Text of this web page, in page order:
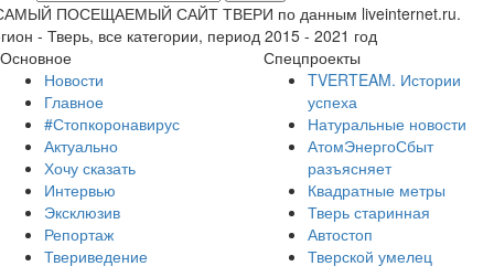
ПОСЕЩАЕМЫЙ САЙТ ТВЕРИ по данным liveinternet.ru.
- Тверь, все категории, период 2015 - 2021 год
Основное
Новости
Главное
#Стопкоронавирус
Актуально
Хочу сказать
Интервью
Эксклюзив
Репортаж
Твериведение
Спецпроекты
TVERTEAM. Истории
успеха
Натуральные новости
АтомЭнергоСбыт
разъясняет
Квадратные метры
Тверь старинная
Автостоп
Тверской умелец